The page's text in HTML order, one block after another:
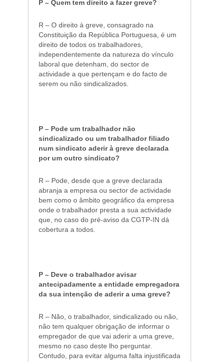
P – Quem tem direito a fazer greve?
R – O direito à greve, consagrado na
Constituição da República Portuguesa, é um
direito de todos os trabalhadores,
independentemente da natureza do vínculo
laboral que detenham, do sector de
actividade a que pertençam e do facto de
serem ou não sindicalizados.
P – Pode um trabalhador não
sindicalizado ou um trabalhador filiado
num sindicato aderir à greve declarada
por um outro sindicato?
R – Pode, desde que a greve declarada
abranja a empresa ou sector de actividade
bem como o âmbito geográfico da empresa
onde o trabalhador presta a sua actividade
que, no caso do pré-aviso da CGTP-IN dá
cobertura a todos.
P – Deve o trabalhador avisar
antecipadamente a entidade empregadora
da sua intenção de aderir a uma greve?
R – Não, o trabalhador, sindicalizado ou não,
não tem qualquer obrigação de informar o
empregador de que vai aderir a uma greve,
mesmo no caso deste lho perguntar.
Contudo, para evitar alguma falta injustificada